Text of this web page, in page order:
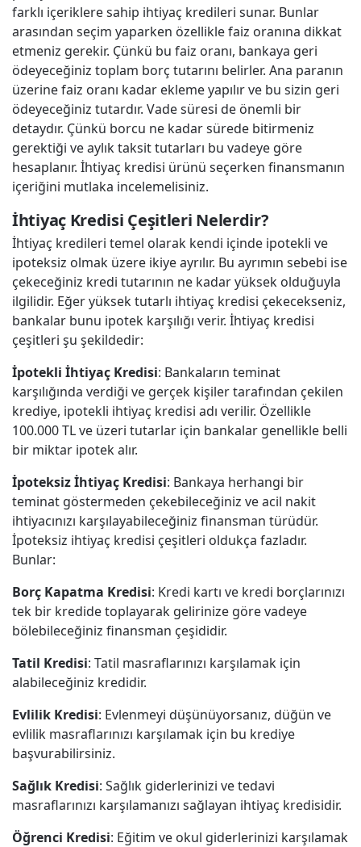
farklı içeriklere sahip ihtiyaç kredileri sunar. Bunlar
arasından seçim yaparken özellikle faiz oranına dikkat
etmeniz gerekir. Çünkü bu faiz oranı, bankaya geri
ödeyeceğiniz toplam borç tutarını belirler. Ana paranın
üzerine faiz oranı kadar ekleme yapılır ve bu sizin geri
ödeyeceğiniz tutardır. Vade süresi de önemli bir
detaydır. Çünkü borcu ne kadar sürede bitirmeniz
gerektiği ve aylık taksit tutarları bu vadeye göre
hesaplanır. İhtiyaç kredisi ürünü seçerken finansmanın
içeriğini mutlaka incelemelisiniz.
İhtiyaç Kredisi Çeşitleri Nelerdir?
İhtiyaç kredileri temel olarak kendi içinde ipotekli ve
ipoteksiz olmak üzere ikiye ayrılır. Bu ayrımın sebebi ise
çekeceğiniz kredi tutarının ne kadar yüksek olduğuyla
ilgilidir. Eğer yüksek tutarlı ihtiyaç kredisi çekecekseniz,
bankalar bunu ipotek karşılığı verir. İhtiyaç kredisi
çeşitleri şu şekildedir:
İpotekli İhtiyaç Kredisi: Bankaların teminat
karşılığında verdiği ve gerçek kişiler tarafından çekilen
krediye, ipotekli ihtiyaç kredisi adı verilir. Özellikle
100.000 TL ve üzeri tutarlar için bankalar genellikle belli
bir miktar ipotek alır.
İpoteksiz İhtiyaç Kredisi: Bankaya herhangi bir
teminat göstermeden çekebileceğiniz ve acil nakit
ihtiyacınızı karşılayabileceğiniz finansman türüdür.
İpoteksiz ihtiyaç kredisi çeşitleri oldukça fazladır.
Bunlar:
Borç Kapatma Kredisi: Kredi kartı ve kredi borçlarınızı
tek bir kredide toplayarak gelirinize göre vadeye
bölebileceğiniz finansman çeşididir.
Tatil Kredisi: Tatil masraflarınızı karşılamak için
alabileceğiniz kredidir.
Evlilik Kredisi: Evlenmeyi düşünüyorsanız, düğün ve
evlilik masraflarınızı karşılamak için bu krediye
başvurabilirsiniz.
Sağlık Kredisi: Sağlık giderlerinizi ve tedavi
masraflarınızı karşılamanızı sağlayan ihtiyaç kredisidir.
Öğrenci Kredisi: Eğitim ve okul giderlerinizi karşılamak